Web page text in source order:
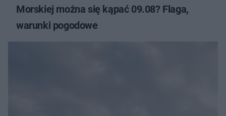
Morskiej można się kąpać 09.08? Flaga,
warunki pogodowe